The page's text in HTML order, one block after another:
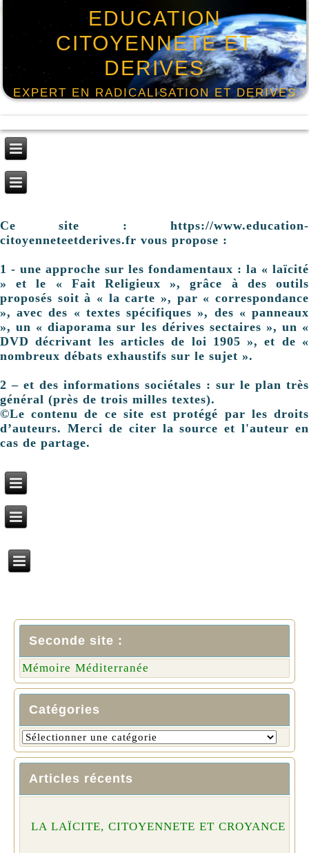
EDUCATION
CITOYENNETE ET
DERIVES
EXPERT EN RADICALISATION ET DERIVES
Ce site : https://www.education-
citoyenneteetderives.fr vous propose :
1 - une approche sur les fondamentaux : la « laïcité
» et le « Fait Religieux », grâce à des outils
proposés soit à « la carte », par « correspondance
», avec des « textes spécifiques », des « panneaux
», un « diaporama sur les dérives sectaires », un «
DVD décrivant les articles de loi 1905 », et de «
nombreux débats exhaustifs sur le sujet ».
2 – et des informations sociétales : sur le plan très
général (près de trois milles textes).
©Le contenu de ce site est protégé par les droits
d’auteurs. Merci de citer la source et l'auteur en
cas de partage.
Seconde site :
Mémoire Méditerranée
Catégories
Articles récents
LA LAÏCITE, CITOYENNETE ET CROYANCE